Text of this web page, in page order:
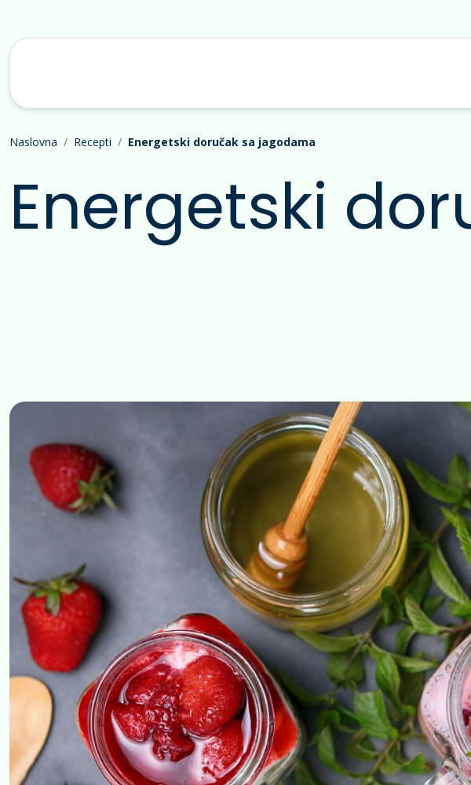
Naslovna Recepti Energetski doručak sa jagodama
Energetski